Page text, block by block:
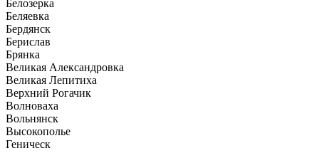
Белозерка
Беляевка
Бердянск
Берислав
Брянка
Великая Александровка
Великая Лепитиха
Верхний Рогачик
Волноваха
Вольнянск
Высокополье
Геническ